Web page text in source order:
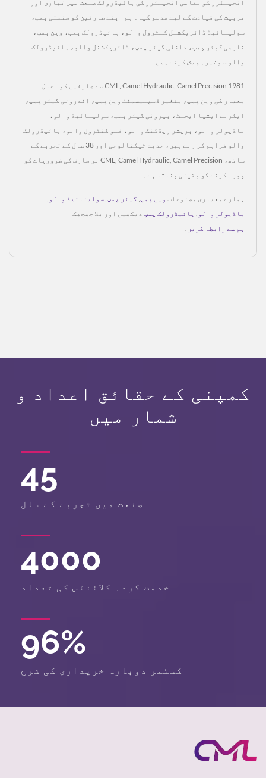
انجینئرز کو مقامی انجینئرز کی ہائیڈرولک صنعت میں تیاری اور
تربیت کی قیادت کے لیے مدعو کیا۔ ہم اپنے صارفین کو صنعتی پمپ،
سولینائیڈ ڈائریکشنل کنٹرول والو، ہائیڈرولک پمپ، وین پمپ،
خارجی گیئر پمپ، داخلی گیئر پمپ، ڈائریکشنل والو، ہائیڈرولک
والو... وغیرہ پیش کرتے ہیں۔
CML, Camel Hydraulic, Camel Precision 1981 سے صارفین کو اعلیٰ
معیار کی وین پمپ، متغیر ڈسپلیسمنٹ وین پمپ، اندرونی گیئر پمپ،
ایکرلے ایشیا ایجنٹ، بیرونی گیئر پمپ، سولینائیڈ والو،
ماڈیولر والو، پریشر ریڈکنگ والو، فلو کنٹرول والو، ہائیڈرولک
والو فراہم کر رہے ہیں، جدید ٹیکنالوجی اور 38 سال کے تجربے کے
ساتھ، CML, Camel Hydraulic, Camel Precision ہر صارف کی ضروریات کو
پورا کرنے کو یقینی بناتا ہے۔
ہمارے معیاری مصنوعات وین پمپ گیئر پمپ سولینائیڈ والو
ماڈیولر والو
ہائیڈرولک پمپ دیکھیں اور بلا جھجھک
ہم سے رابطہ کریں
کمپنی کے حقائق اعداد و
شمار میں
45
صنعت میں تجربے کے سال
4000
خدمت کردہ کلائنٹس کی تعداد
96%
کسٹمر دوبارہ خریداری کی شرح